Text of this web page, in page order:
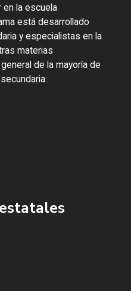
en la escuela
está desarrollado
y especialistas en la
materias
de la mayoría de